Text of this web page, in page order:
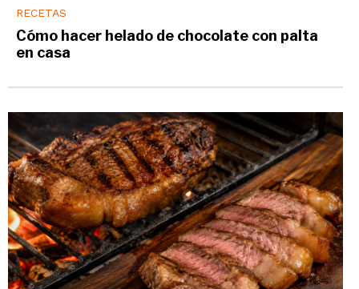
RECETAS
Cómo hacer helado de chocolate con palta
en casa